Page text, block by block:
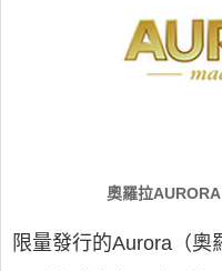
奧羅拉
限量發行的Aurora（